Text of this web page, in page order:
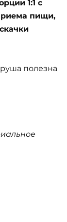
1:1 с
пищи,
полезна